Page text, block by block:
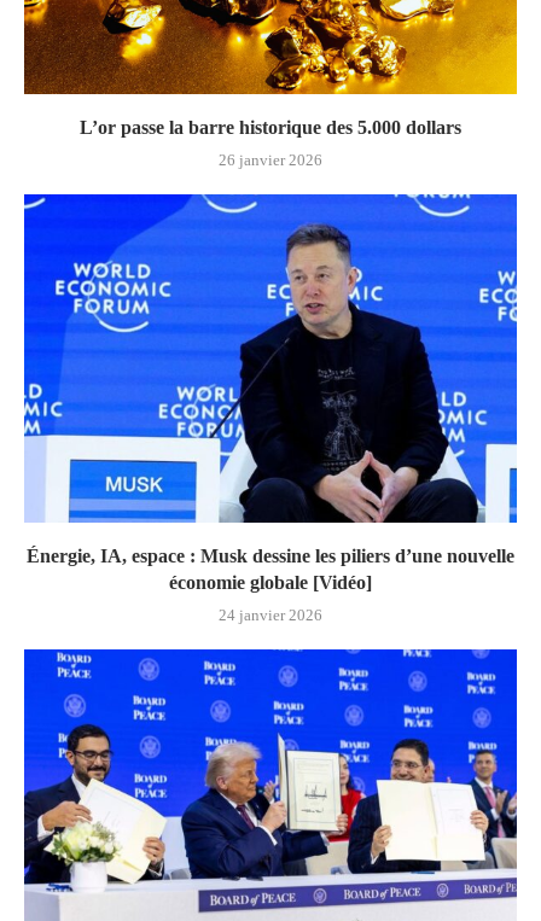
L’or passe la barre historique des 5.000 dollars
26 janvier 2026
Énergie, IA, espace : Musk dessine les piliers d’une nouvelle
économie globale [Vidéo]
24 janvier 2026